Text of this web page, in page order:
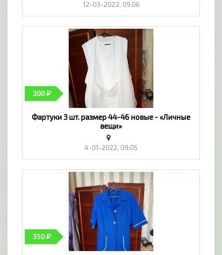
12-03-2022, 09:06
300
Фартуки 3 шт. размер 44-46 новые - «Личные
вещи»
4-01-2022, 09:05
350